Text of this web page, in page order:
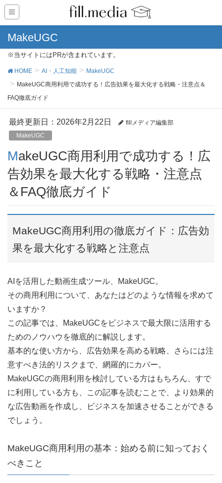
MakeUGC
※当サイトにはPRが含まれています。
HOME AI・人工知能
MakeUGC
MakeUGC商用利用で成功する！広告効果を最大化する戦略・注意点＆
FAQ徹底ガイド
最終更新日：2026年2月22日
fillメディア編集部
MakeUGC
MakeUGC商用利用で成功する！広
告効果を最大化する戦略・注意点
＆FAQ徹底ガイド
MakeUGC商用利用の徹底ガイド：広告効
果を最大化する戦略と注意点
AIを活用した動画生成ツール、MakeUGC。
その商用利用について、あなたはどのような情報を求めて
いますか？
この記事では、MakeUGCをビジネスで最大限に活用する
ためのノウハウを徹底的に解説します。
基本的な使い方から、広告効果を高める戦略、さらには注
意すべき法的リスクまで、網羅的にカバー。
MakeUGCの商用利用を検討している方はもちろん、すで
に利用している方も、この記事を読むことで、より効果的
な広告動画を作成し、ビジネスを加速させることができる
でしょう。
MakeUGC商用利用の基本：始める前に知っておく
べきこと